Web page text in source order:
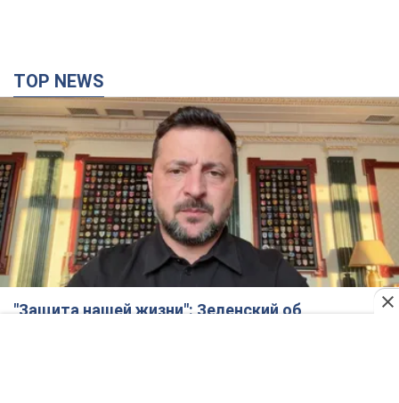
"Защита нашей жизни": Зеленский об
антибаллистической системе FREYJA,
санкциях против России и поддержке аграриев.
Видео
Европейские партнеры присоединяются к совместному
проекту
12 часов назад 88,7 т.
С 1 сентября украинским учителям повысят